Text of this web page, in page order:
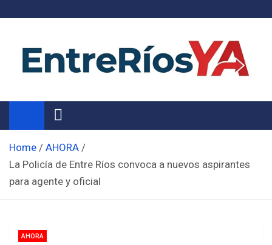
Noticias de Entre Ríos
Información de toda la provincia ahora
Home
AHORA
La Policía de Entre Ríos convoca a nuevos aspirantes
para agente y oficial
AHORA